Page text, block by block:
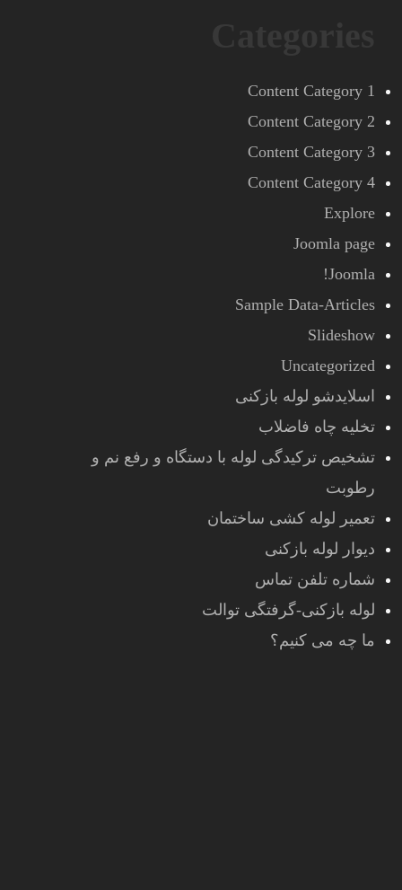
Content Category 1
Content Category 2
Content Category 3
Content Category 4
Explore
Joomla page
Joomla!
Sample Data-Articles
Slideshow
Uncategorized
اسلایدشو لوله بازکنی
تخلیه چاه فاضلاب
تشخیص ترکیدگی لوله با دستگاه و رفع نم و
رطوبت
تعمیر لوله کشی ساختمان
دیوار لوله بازکنی
شماره تلفن تماس
لوله بازکنی-گرفتگی توالت
ما چه می کنیم؟